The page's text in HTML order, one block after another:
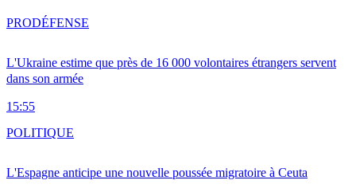
L'Ukraine estime que près de 16 000 volontaires étrangers servent
dans son armée
15:55
PRODÉFENSE
L'Espagne anticipe une nouvelle poussée migratoire à Ceuta
POLITIQUE